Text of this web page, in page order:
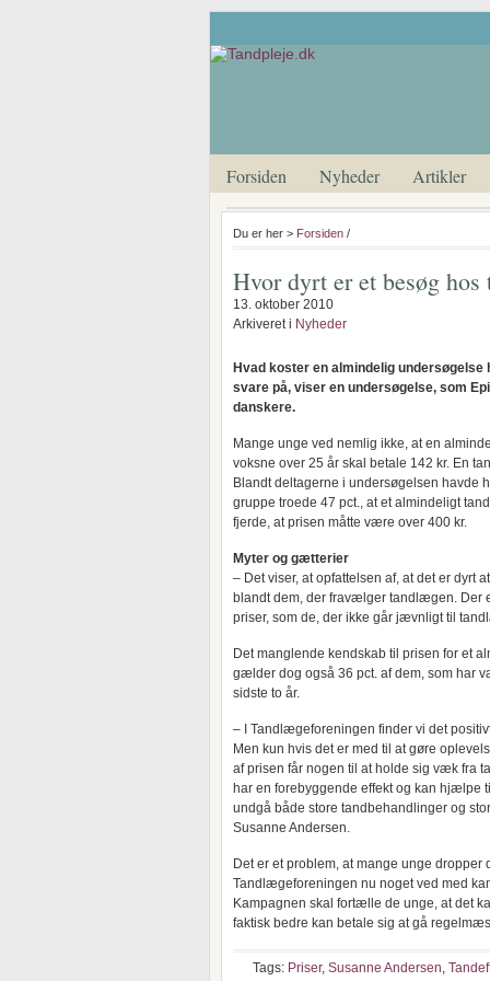
Forsiden Nyheder Artikler
Du er her > Forsiden /
Hvor dyrt er et besøg
13. oktober 2010
Arkiveret i Nyheder
Hvad koster en almindelig
svare på, viser en undersøgelse, som
danskere.
Mange unge ved nemlig ikke, at en
voksne over 25 år skal betale 142 kr. En
Blandt deltagerne i undersøgelsen havde
gruppe troede 47 pct., at et almindeligt
fjerde, at prisen måtte være over 400 kr.
Myter og gætterier
– Det viser, at opfattelsen af, at det er
blandt dem, der fravælger tandlægen. Der
priser, som de, der ikke går jævnligt til
Det manglende kendskab til prisen for et
gælder dog også 36 pct. af dem, som har
sidste to år.
– I Tandlægeforeningen finder vi det
Men kun hvis det er med til at gøre
af prisen får nogen til at holde sig væk fra
har en forebyggende effekt og kan hjælpe
undgå både store tandbehandlinger og
Susanne Andersen.
Det er et problem, at mange unge
Tandlægeforeningen nu noget ved med
Kampagnen skal fortælle de unge, at det
faktisk bedre kan betale sig at gå
Tags: Priser, Susanne Andersen,